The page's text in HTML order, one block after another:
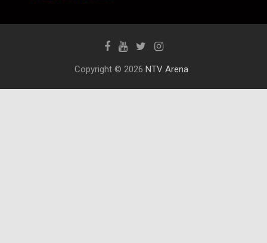
Copyright © 2026 NTV Arena